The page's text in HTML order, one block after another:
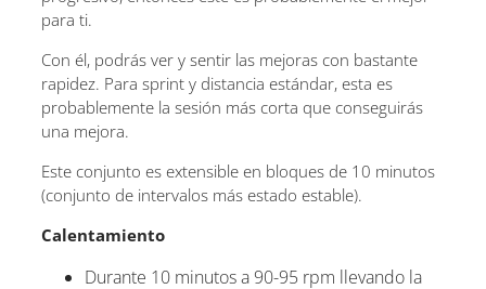
para ti.
Con él, podrás ver y sentir las mejoras con bastante
rapidez. Para sprint y distancia estándar, esta es
probablemente la sesión más corta que conseguirás
una mejora.
Este conjunto es extensible en bloques de 10 minutos
(conjunto de intervalos más estado estable).
Calentamiento
Durante 10 minutos a 90-95 rpm llevando la